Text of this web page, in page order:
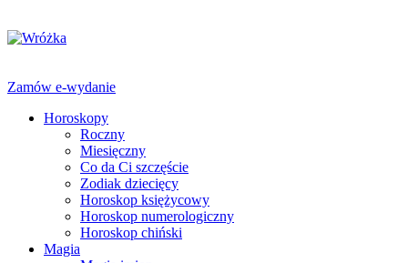
Zamów e-wydanie
Horoskopy
Roczny
Miesięczny
Co da Ci szczęście
Zodiak dziecięcy
Horoskop księżycowy
Horoskop numerologiczny
Horoskop chiński
Magia